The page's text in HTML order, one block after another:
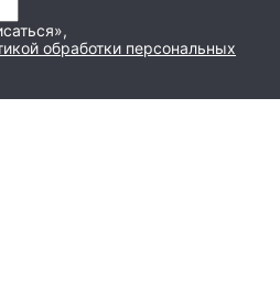
обработки персональных